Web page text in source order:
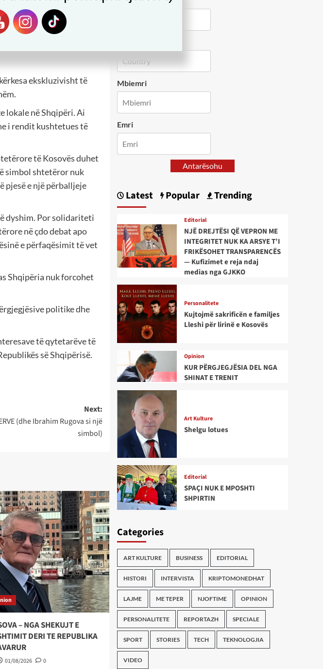
Republikës së
Në të njëjtën mënyrë,
institucioneve të
normale ndërmjet
ekskluzivisht të
lokale në Shqipëri. Ai
i rendit kushtetues të
të Kosovës duhet
simbol shtetëror nuk
pjesë e një përballjeje
dyshim. Por solidariteti
në çdo debat apo
e përfaqësimit të vet
Shqipëria nuk forcohet
politike dhe
të qytetarëve të
së Shqipërisë.
Next:
(dhe Ibrahim Rugova si një
simbol)
– NGA SHEKUJT E
DERI TE REPUBLIKA
01/08/2026 0
Mbiemri
Emri
Antarësohu
Latest Popular Trending
Editorial
NJË DREJTËSI QË VEPRON ME
INTEGRITET NUK KA ARSYE T’I
FRIKËSOHET TRANSPARENCËS
— Kufizimet e reja ndaj
medias nga GJKKO
Personalitete
Kujtojmë sakrificën e familjes
Lleshi për lirinë e Kosovës
Opinion
KUR PËRGJEGJËSIA DEL NGA
SHINAT E TRENIT
Art Kulture
Shelgu lotues
Editorial
SPAÇI NUK E MPOSHTI
SHPIRTIN
Categories
ART KULTURE BUSINESS EDITORIAL
HISTORI INTERVISTA KRIPTOMONEDHAT
LAJME ME TEPER NJOFTIME OPINION
PERSONALITETE REPORTAZH SPECIALE
SPORT STORIES TECH TEKNOLOGJIA
VIDEO